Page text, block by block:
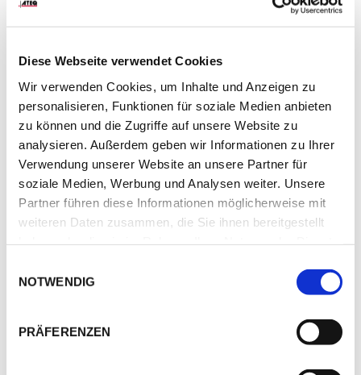
Diese Webseite verwendet Cookies
Wir verwenden Cookies, um Inhalte und Anzeigen zu
personalisieren, Funktionen für soziale Medien anbieten
zu können und die Zugriffe auf unsere Website zu
analysieren. Außerdem geben wir Informationen zu Ihrer
Verwendung unserer Website an unsere Partner für
soziale Medien, Werbung und Analysen weiter. Unsere
Partner führen diese Informationen möglicherweise mit
weiteren Daten zusammen, die Sie ihnen bereitgestellt
NOTWENDIG
PRÄFERENZEN
Marketing (11)
Marketing-Cookies werden verwendet, um Besuchern auf
Webseiten zu folgen. Die Absicht ist, Anzeigen zu zeigen,
die relevant und ansprechend für den einzelnen Benutzer
sind und daher wertvoller für Publisher und
werbetreibende Drittparteien sind.
Speicherdauer
_TOKEN
180